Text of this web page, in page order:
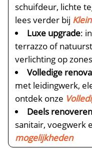
schuifdeur, lichte
lees verder bij
Luxe upgrade:
terrazzo of
verlichting op
Volledige
met leidingwerk,
ontdek onze
Deels renoveren
sanitair, voegwerk
mogelijkheden